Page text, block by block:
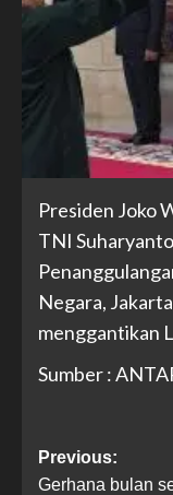
Presiden Joko
TNI
Negara,
menggantikan
Sumber :
Previous:
Gerhana bulan